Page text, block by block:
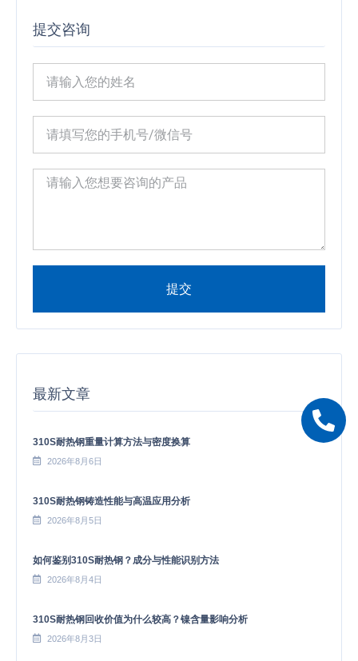
提交咨询
提交
最新文章
310S耐热钢重量计算方法与密度换算
2026年8月6日
310S耐热钢铸造性能与高温应用分析
2026年8月5日
如何鉴别310S耐热钢？成分与性能识别方法
2026年8月4日
310S耐热钢回收价值为什么较高？镍含量影响分析
2026年8月3日